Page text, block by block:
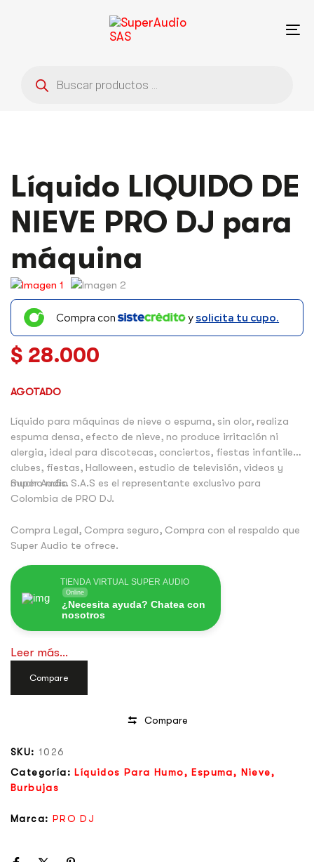
productos
Líquido LIQUIDO DE
NIEVE PRO DJ para
máquina
Compra con y solicita tu cupo.
$ 28.000
AGOTADO
Líquido para máquinas de nieve o espuma, sin olor, realiza
espuma densa, efecto de nieve, no produce irritación ni
alergia, ideal para discotecas, conciertos, fiestas infantiles,
clubes, fiestas, Halloween, estudio de televisión, videos y
mucho más.
Super Audio S.A.S es el representante exclusivo para
Colombia de PRO DJ.
Compra Legal, Compra seguro, Compra con el respaldo que
Super Audio te ofrece.
TIENDA VIRTUAL SUPER AUDIO
Online
¿Necesita ayuda? Chatea con
nosotros
Leer más...
Compare
Compare
SKU: 1026
Categoría: Líquidos Para Humo, Espuma, Nieve,
Burbujas
Marca: PRO DJ